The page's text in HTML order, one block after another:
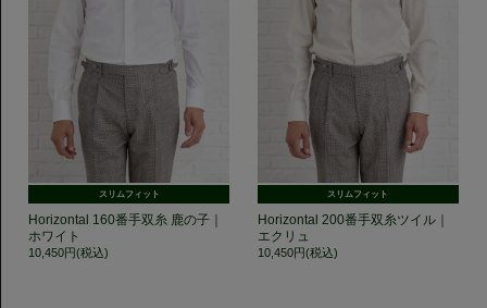
スリムフィット
Horizontal 160番手双糸 鹿の子｜
ホワイト
10,450円(税込)
スリムフィット
Horizontal 200番手双糸ツイル｜
エクリュ
10,450円(税込)